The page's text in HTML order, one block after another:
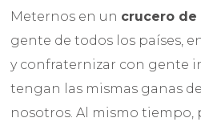
Meternos en un crucero de
gente de todos los países,
y confraternizar con gente
tengan las mismas ganas
nosotros. Al mismo tiempo,